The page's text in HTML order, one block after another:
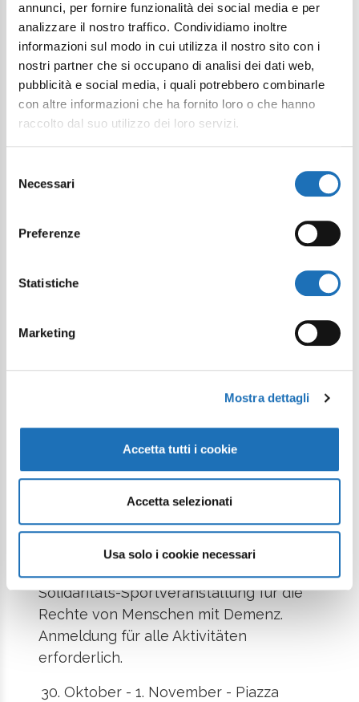
annunci, per fornire funzionalità dei social media e per
analizzare il nostro traffico. Condividiamo inoltre
informazioni sul modo in cui utilizza il nostro sito con i
nostri partner che si occupano di analisi dei dati web,
pubblicità e social media, i quali potrebbero combinarle
con altre informazioni che ha fornito loro o che hanno
raccolto dal suo utilizzo dei loro servizi.
delNecessari
Preferenze
Statistiche
Marketing
Mostra dettagli
Accetta tutti i cookie
Accetta selezionati
Usa solo i cookie necessari
Squero, kehrt die spektakuläre
Herausforderung zwischen den
Gemeinden der Romagna um die
Eroberung des Palio della Cuccagna
zurück.
1. und 2. August – Garibaldi-Fest
Stadt:
1. August: Treffen historischer Boote am
zwischen den Stadtteilen, Aufführungen
2. August: Historischer Umzug mit
9:15 Uhr vom Rathaus), Einschiffung auf
musikalisches Feuerwerk über dem
14. August – Großes Fischerfest
(Rustida dei Pescatori)
Denn ab 19 Uhr im Bereich des
Fischmarktes, Verkostung von frischem
begleitet von Live-Musik.
Solidaritäts-Sportveranstaltung für die
Rechte von Menschen mit Demenz.
Anmeldung für alle Aktivitäten
erforderlich.
Oktober - 1. November - Piazza